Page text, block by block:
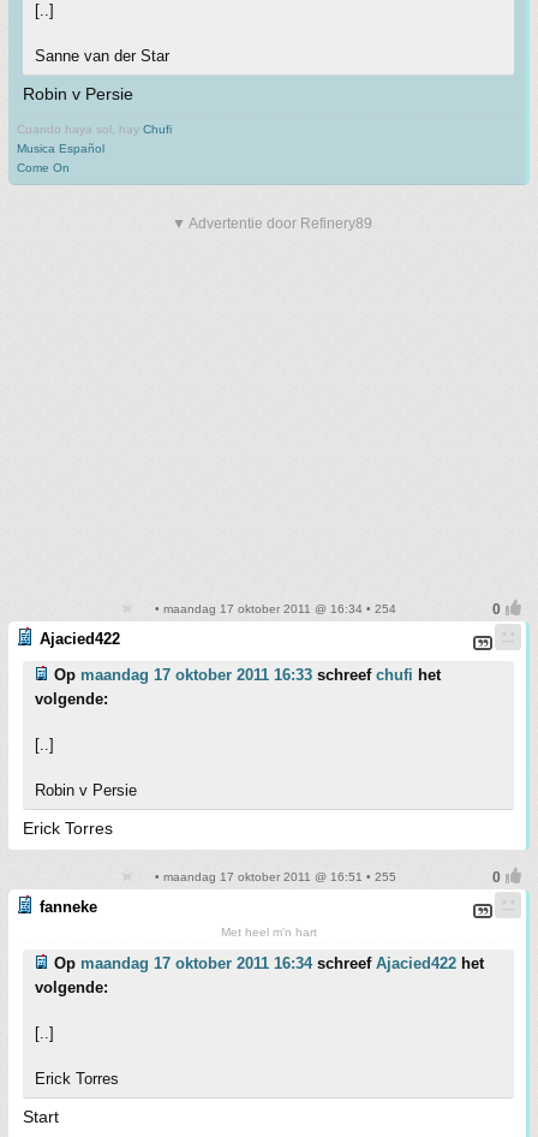
[..]
Sanne van der Star
Robin v Persie
Cuando haya sol, hay Chufi
Musica Español
Come On
▼ Advertentie door Refinery89
• maandag 17 oktober 2011 @ 16:34 • 254
Ajacied422
Op maandag 17 oktober 2011 16:33 schreef chufi het
volgende:
[..]
Robin v Persie
Erick Torres
• maandag 17 oktober 2011 @ 16:51 • 255
fanneke
Met heel m'n hart
Op maandag 17 oktober 2011 16:34schreef Ajacied422 het
volgende:
[..]
Erick Torres
Start